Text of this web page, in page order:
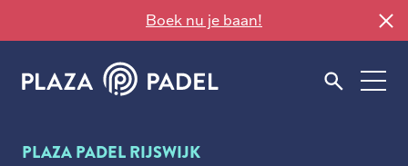
Boek nu je baan!
PLAZA PADEL RIJSWIJK